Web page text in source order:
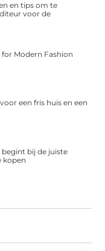
en tips om te
voor de
Modern Fashion
een fris huis en een
bij de juiste
kopen